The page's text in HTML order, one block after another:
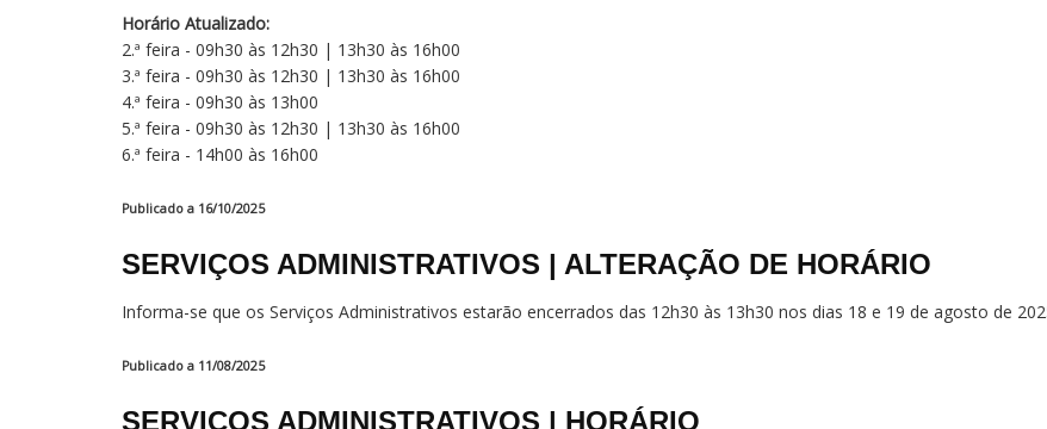
Horário Atualizado:
2.ª feira - 09h30 às 12h30 | 13h30 às 16h00
3.ª feira - 09h30 às 12h30 | 13h30 às 16h00
4.ª feira - 09h30 às 13h00
5.ª feira - 09h30 às 12h30 | 13h30 às 16h00
6.ª feira - 14h00 às 16h00
Publicado a 16/10/2025
SERVIÇOS ADMINISTRATIVOS | ALTERAÇÃO DE HORÁRIO
Informa-se que os Serviços Administrativos estarão encerrados das 12h30 às 13h30 nos dias 18 e 19 de agosto de
Publicado a 11/08/2025
SERVIÇOS ADMINISTRATIVOS | HORÁRIO